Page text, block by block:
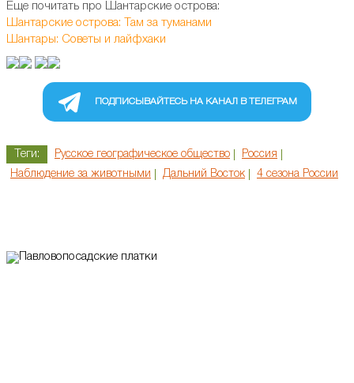
Еще почитать про Шантарские острова:
Шантарские острова: Там за туманами
Шантары: Советы и лайфхаки
ПОДПИСЫВАЙТЕСЬ НА КАНАЛ В ТЕЛЕГРАМ
Теги: Русское географическое общество
Россия
Наблюдение за животными
Дальний Восток 4 сезона России